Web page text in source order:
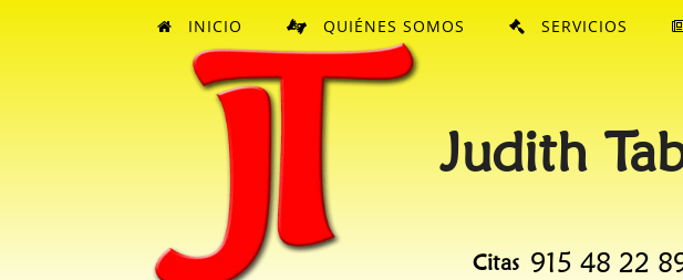
Judith
Citas 915 48 22
INICIO QUIÉNES SOMOS SERVICIOS